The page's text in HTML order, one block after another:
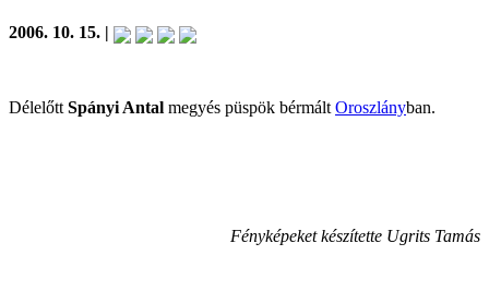
2006. 10. 15. |
Délelőtt Spányi Antal megyés püspök bérmált Oroszlányban.
Fényképeket készítette Ugrits Tamás